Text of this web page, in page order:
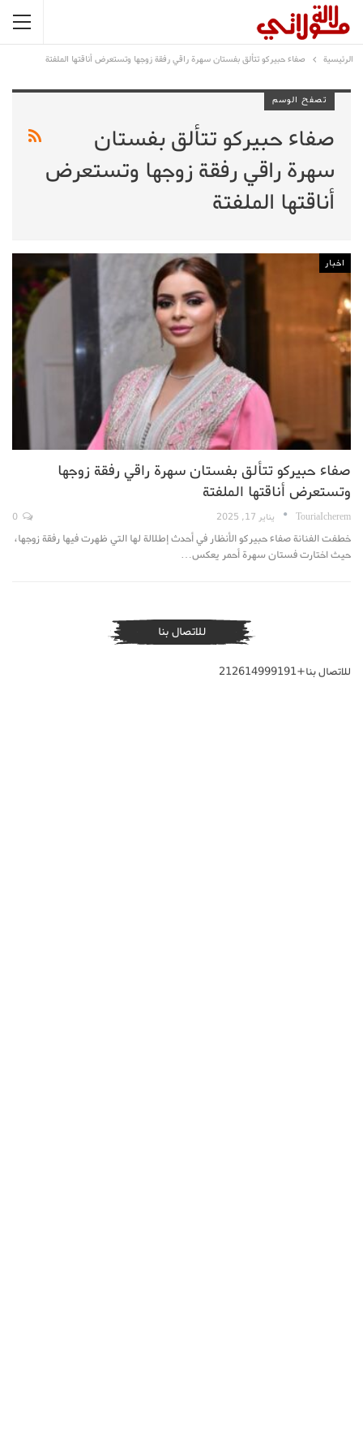
الرئيسية صفاء حبيركو تتألق بفستان سهرة راقي رفقة زوجها وتستعرض أناقتها الملفتة
تصفح الوسم
صفاء حبيركو تتألق بفستان
سهرة راقي رفقة زوجها وتستعرض
أناقتها الملفتة
اخبار
صفاء حبيركو تتألق بفستان سهرة راقي رفقة زوجها
وتستعرض أناقتها الملفتة
TouriaIcherem يناير 17, 2025
خطفت الفنانة صفاء حبيركو الأنظار في أحدث إطلالة لها التي ظهرت فيها رفقة زوجها،
حيث اختارت فستان سهرة أحمر يعكس…
للاتصال بنا
للاتصال بنا+212614999191